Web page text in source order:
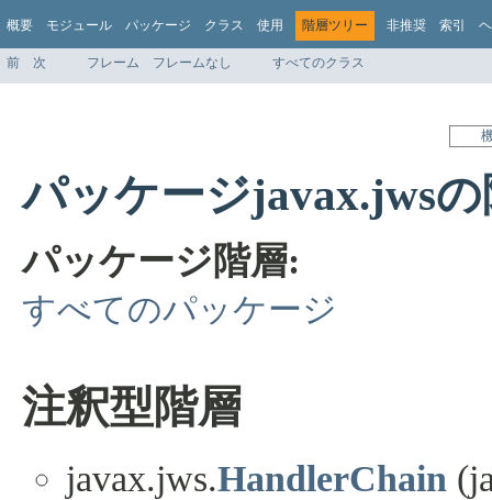
概要 モジュール パッケージ クラス 使用 階層ツリー 非推奨 索引
前 次 フレーム フレームなし すべてのクラス
パッケージjavax.jws
パッケージ階層:
すべてのパッケージ
注釈型階層
javax.jws.HandlerChain